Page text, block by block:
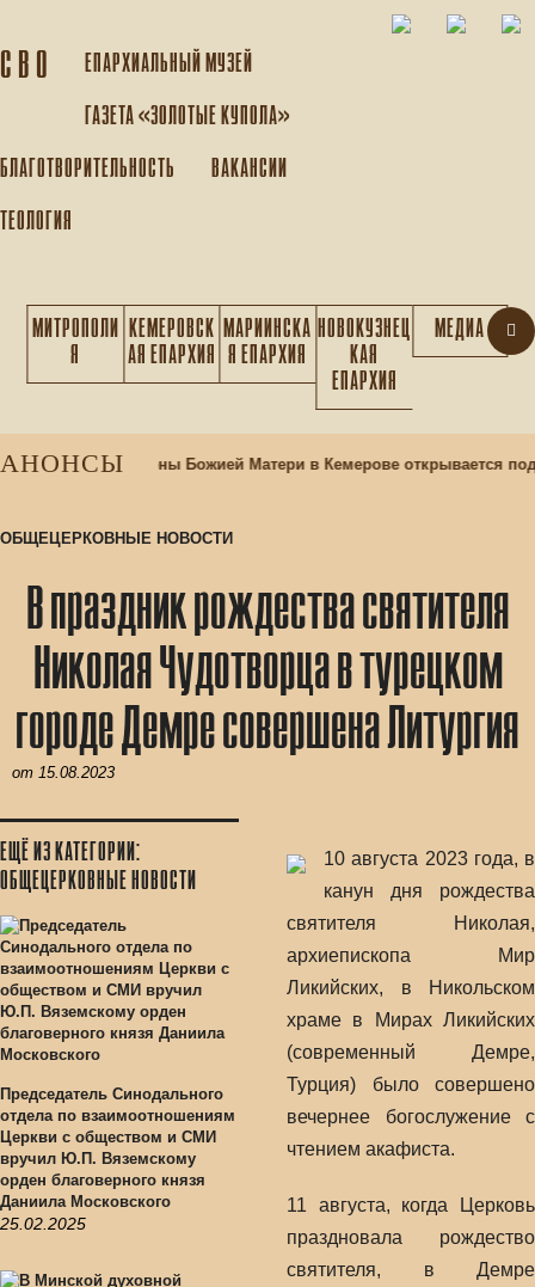
С В О
ЕПАРХИАЛЬНЫЙ МУЗEЙ
ГАЗЕТА «ЗОЛОТЫЕ КУПОЛА»
БЛАГОТВОРИТЕЛЬНОСТЬ
ВАКАНСИИ
ТЕОЛОГИЯ
МИТРОПОЛИ
Я
КЕМЕРОВСК
АЯ ЕПАРХИЯ
МАРИИНСКА
Я ЕПАРХИЯ
НОВОКУЗНЕЦ
КАЯ
ЕПАРХИЯ
МЕДИА
АНОНСЫ
Казанской иконы Божией Матери в Кемерове открывается
ОБЩЕЦЕРКОВНЫЕ НОВОСТИ
В праздник рождества святителя
Николая Чудотворца в турецком
городе Демре совершена Литургия
от 15.08.2023
ЕЩЁ ИЗ КАТЕГОРИИ:
ОБЩЕЦЕРКОВНЫЕ НОВОСТИ
Председатель Синодального
отдела по взаимоотношениям
Церкви с обществом и СМИ
вручил Ю.П. Вяземскому
орден благоверного князя
Даниила Московского
25.02.2025
10 августа 2023 года, в
канун дня рождества
святителя Николая,
архиепископа Мир
Ликийских, в Никольском
храме в Мирах Ликийских
(современный Демре,
Турция) было совершено
вечернее богослужение с
чтением акафиста.
11 августа, когда Церковь
праздновала рождество
святителя, в Демре